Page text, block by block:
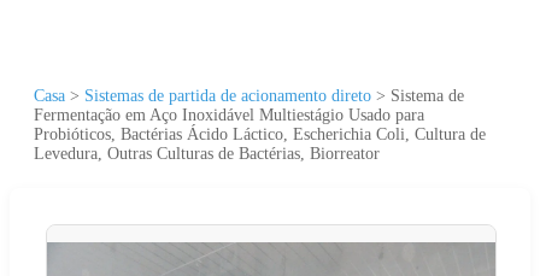
Casa > Sistemas de partida de acionamento direto > Sistema de
Fermentação em Aço Inoxidável Multiestágio Usado para
Probióticos, Bactérias Ácido Láctico, Escherichia Coli, Cultura de
Levedura, Outras Culturas de Bactérias, Biorreator